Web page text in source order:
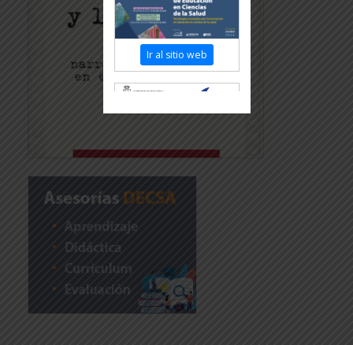
Ir al sitio web
Revisar más información